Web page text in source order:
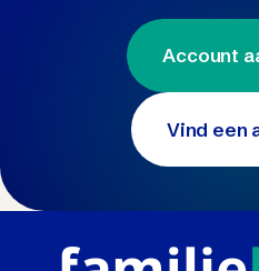
Account
Vind een